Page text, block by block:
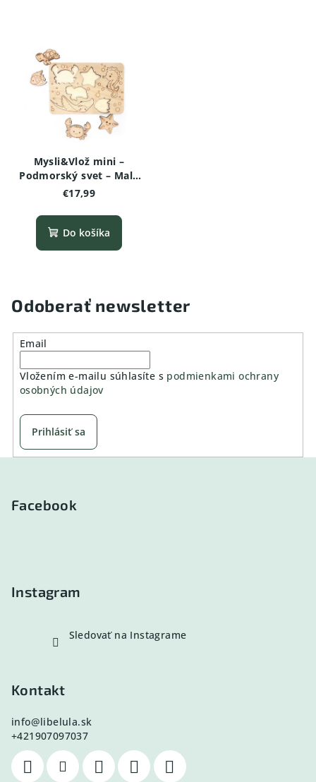
Mysli&Vlož mini –
Podmorský svet – Malá
drevená vkladačka
€17,99
Do košíka
Odoberať newsletter
Email
Vložením e-mailu súhlasíte s podmienkami ochrany
osobných údajov
Prihlásiť sa
Facebook
Instagram
Sledovať na Instagrame
Kontakt
info@libelula.sk
+421907097037